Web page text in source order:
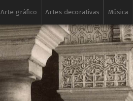
Arte gráfico Artes decorativas Música